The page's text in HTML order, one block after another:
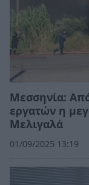
Μεσσηνία:
εργατών η
Μελιγαλά
01/09/2025 13:19